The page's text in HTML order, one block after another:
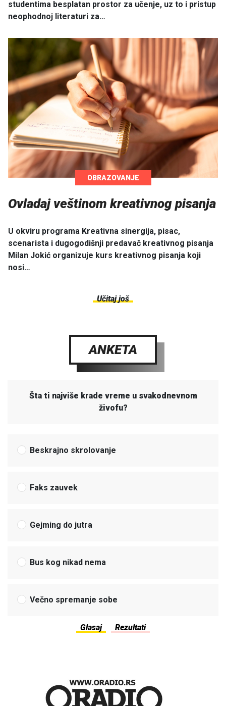
studentima besplatan prostor za učenje, uz to i pristup
neophodnoj literaturi za…
OBRAZOVANJE
Ovladaj veštinom kreativnog pisanja
U okviru programa Kreativna sinergija, pisac,
scenarista i dugogodišnji predavač kreativnog pisanja
Milan Jokić organizuje kurs kreativnog pisanja koji
nosi…
Učitaj još
ANKETA
Šta ti najviše krade vreme u svakodnevnom
živofu?
Beskrajno skrolovanje
Faks zauvek
Gejming do jutra
Bus kog nikad nema
Večno spremanje sobe